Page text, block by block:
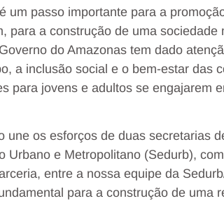
um passo importante para a
para a construção de uma sociedade
do Amazonas tem dado
a inclusão social e o bem-estar das
para jovens e adultos se engajarem
une os esforços de duas secretarias
Urbano e Metropolitano (Sedurb),
entre a nossa equipe da
para a construção de uma